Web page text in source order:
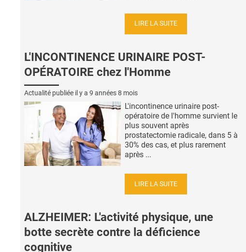
LIRE LA SUITE
L'INCONTINENCE URINAIRE POST-
OPÉRATOIRE chez l'Homme
Actualité publiée il y a 9 années 8 mois
L'incontinence urinaire post-
opératoire de l'homme survient le
plus souvent après
prostatectomie radicale, dans 5 à
30% des cas, et plus rarement
après ...
LIRE LA SUITE
ALZHEIMER: L'activité physique, une
botte secrète contre la déficience
cognitive